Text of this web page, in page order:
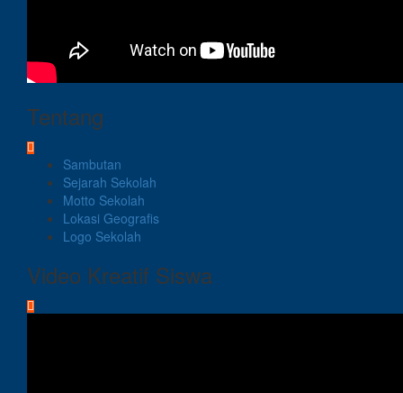
Tentang
Sambutan
Sejarah Sekolah
Motto Sekolah
Lokasi Geografis
Logo Sekolah
Video Kreatif Siswa